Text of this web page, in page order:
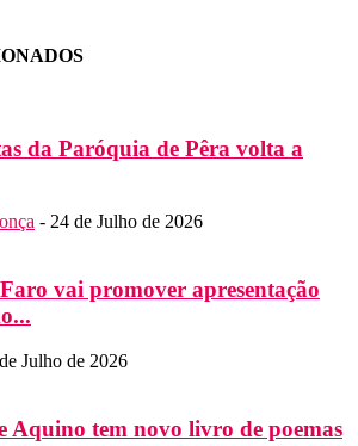
da Paróquia de Pêra volta a
- 24 de Julho de 2026
vai promover apresentação
Julho de 2026
Aquino tem novo livro de poemas